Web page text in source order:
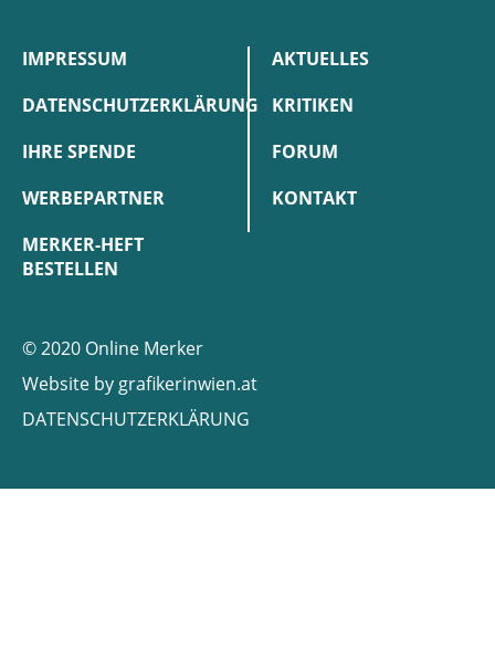
IMPRESSUM
DATENSCHUTZERKLÄRUNG
IHRE SPENDE
WERBEPARTNER
MERKER-HEFT
BESTELLEN
AKTUELLES
KRITIKEN
FORUM
KONTAKT
© 2020 Online Merker
Website by grafikerinwien.at
DATENSCHUTZERKLÄRUNG